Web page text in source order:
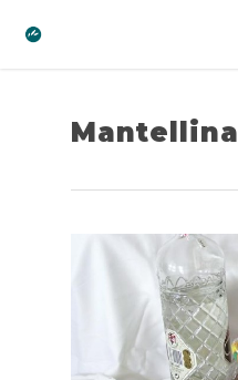
Mantellina